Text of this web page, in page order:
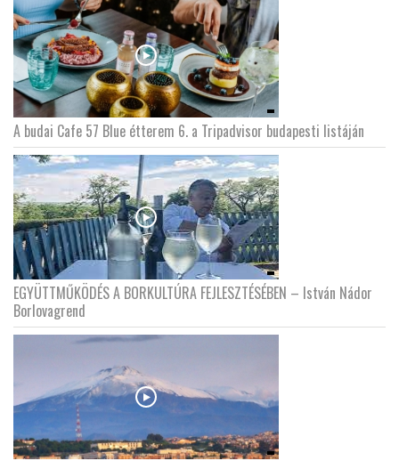
A budai Cafe 57 Blue étterem 6. a Tripadvisor budapesti listáján
EGYÜTTMŰKÖDÉS A BORKULTÚRA FEJLESZTÉSÉBEN – István Nádor
Borlovagrend